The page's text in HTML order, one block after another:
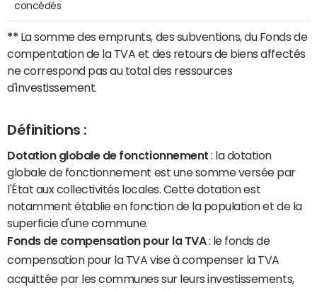
concédés
** La somme des emprunts, des subventions, du Fonds de
compentation de la TVA et des retours de biens affectés
ne correspond pas au total des ressources
d'investissement.
Définitions :
Dotation globale de fonctionnement : la dotation
globale de fonctionnement est une somme versée par
l'État aux collectivités locales. Cette dotation est
notamment établie en fonction de la population et de la
superficie d'une commune.
Fonds de compensation pour la TVA: le fonds de
compensation pour la TVA vise à compenser la TVA
acquittée par les communes sur leurs investissements,